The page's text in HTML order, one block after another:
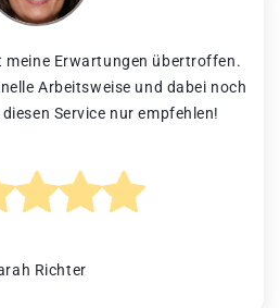
meine Erwartungen übertroffen.
Arbeitsweise und dabei noch
Service nur empfehlen!
Richter